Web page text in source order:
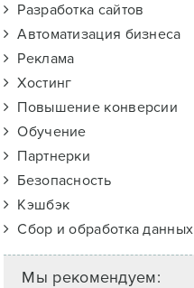
Разработка сайтов
Автоматизация бизнеса
Реклама
Хостинг
Повышение конверсии
Обучение
Партнерки
Безопасность
Кэшбэк
Сбор и обработка данных
Мы рекомендуем: